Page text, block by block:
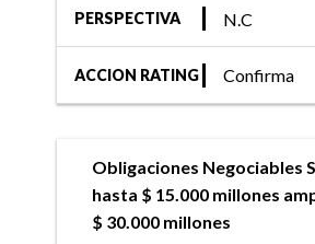
PERSPECTIVA N.C
ACCION RATING Confirma
Obligaciones Negociables
hasta $ 15.000 millones
$ 30.000 millones